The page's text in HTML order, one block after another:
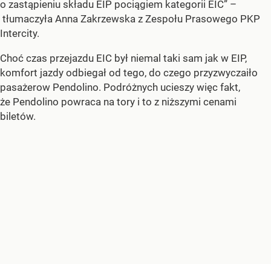
o zastąpieniu składu EIP pociągiem kategorii EIC” –
tłumaczyła Anna Zakrzewska z Zespołu Prasowego PKP
Intercity.
Choć czas przejazdu EIC był niemal taki sam jak w EIP,
komfort jazdy odbiegał od tego, do czego przyzwyczaiło
pasażerow Pendolino. Podróżnych ucieszy więc fakt,
że Pendolino powraca na tory i to z niższymi cenami
biletów.